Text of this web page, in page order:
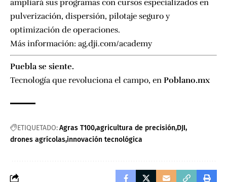
ampliará sus programas con cursos especializados en
pulverización, dispersión, pilotaje seguro y
optimización de operaciones.
Más información: ag.dji.com/academy
Puebla se siente.
Tecnología que revoluciona el campo, en Poblano.mx
ETIQUETADO:Agras T100agricultura de precisión DJI
drones agrícolas innovación tecnológica